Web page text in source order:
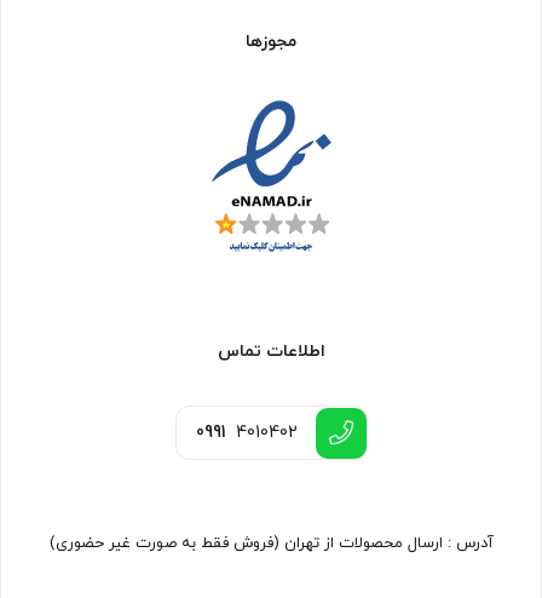
مجوزها
اطلاعات تماس
0991 4010402
آدرس : ارسال محصولات از تهران (فروش فقط به صورت غیر حضوری)